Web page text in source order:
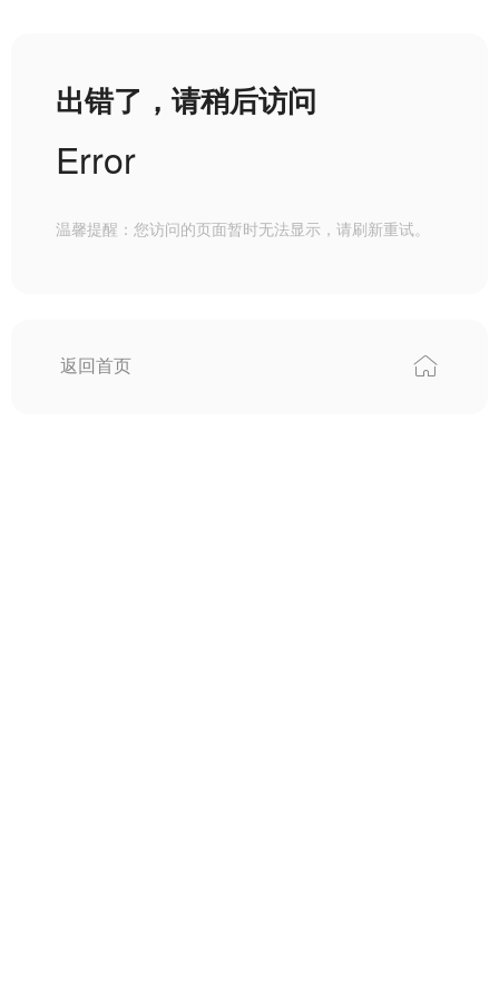
出错了，请稍后访问
Error
温馨提醒：您访问的页面暂时无法显示，请刷新重试。
返回首页